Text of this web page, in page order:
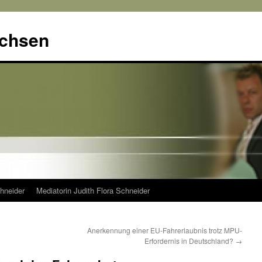
Mediatorin Judith Flora Schneider
Anerkennung einer EU-Fahrerlaubnis trotz MPU-
Erfordernis in Deutschland? →